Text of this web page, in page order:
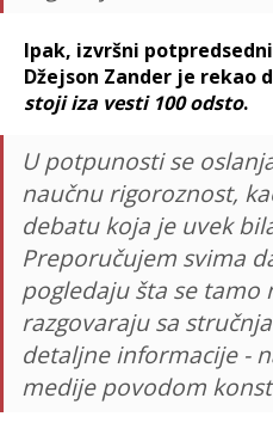
Ipak, izvršni
Džejson Zander je rekao
stoji iza vesti 100 odsto.
U potpunosti se
naučnu rigoroznost,
debatu koja je uvek
Preporučujem svima
pogledaju šta se tamo
razgovaraju sa
detaljne informacije -
medije povodom